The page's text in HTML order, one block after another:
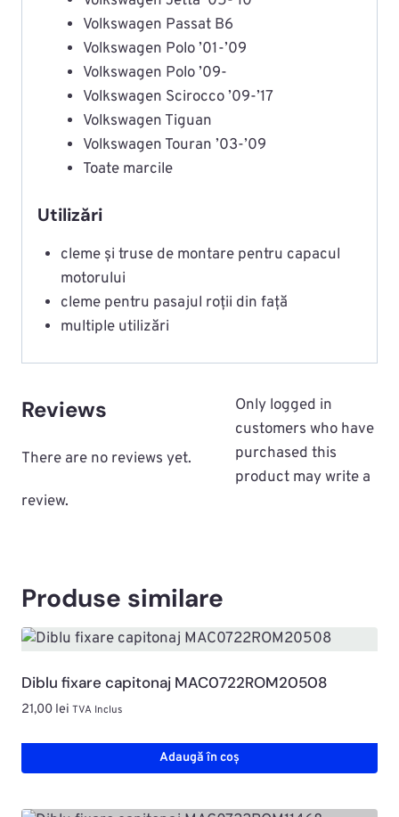
Volkswagen Passat B6
Volkswagen Polo ’01-’09
Volkswagen Polo ’09-
Volkswagen Scirocco ’09-’17
Volkswagen Tiguan
Volkswagen Touran ’03-’09
Toate marcile
Utilizări
cleme și truse de montare pentru capacul
motorului
cleme pentru pasajul roții din față
multiple utilizări
Reviews
There are no reviews yet.
Only logged in
customers who have
purchased this
product may write a
review.
Produse similare
Diblu fixare capitonaj MAC0722ROM20508
21,00 lei TVA Inclus
Adaugă în coș